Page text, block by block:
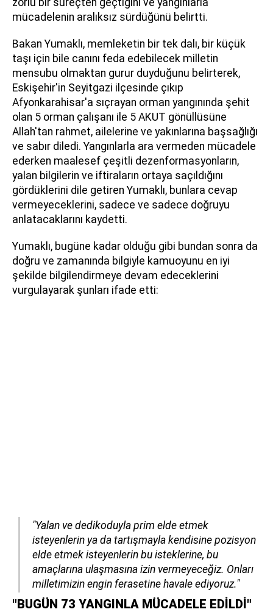
mücadelenin aralıksız sürdüğünü belirtti.
Bakan Yumaklı, memleketin bir tek dalı, bir küçük
taşı için bile canını feda edebilecek milletin
mensubu olmaktan gurur duyduğunu belirterek,
Eskişehir'in Seyitgazi ilçesinde çıkıp
Afyonkarahisar'a sıçrayan orman yangınında şehit
olan 5 orman çalışanı ile 5 AKUT gönüllüsüne
Allah'tan rahmet, ailelerine ve yakınlarına başsağlığı
ve sabır diledi. Yangınlarla ara vermeden mücadele
ederken maalesef çeşitli dezenformasyonların,
yalan bilgilerin ve iftiraların ortaya saçıldığını
gördüklerini dile getiren Yumaklı, bunlara cevap
vermeyeceklerini, sadece ve sadece doğruyu
anlatacaklarını kaydetti.
Yumaklı, bugüne kadar olduğu gibi bundan sonra da
doğru ve zamanında bilgiyle kamuoyunu en iyi
şekilde bilgilendirmeye devam edeceklerini
vurgulayarak şunları ifade etti:
"Yalan ve dedikoduyla prim elde etmek
isteyenlerin ya da tartışmayla kendisine pozisyon
elde etmek isteyenlerin bu isteklerine, bu
amaçlarına ulaşmasına izin vermeyeceğiz. Onları
milletimizin engin ferasetine havale ediyoruz."
"BUGÜN 73 YANGINLA MÜCADELE EDİLDİ"